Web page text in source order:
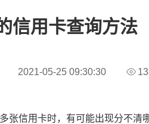
信用卡查询方法
2021-05-25 09:30:30
张信用卡时，有可能出现分不